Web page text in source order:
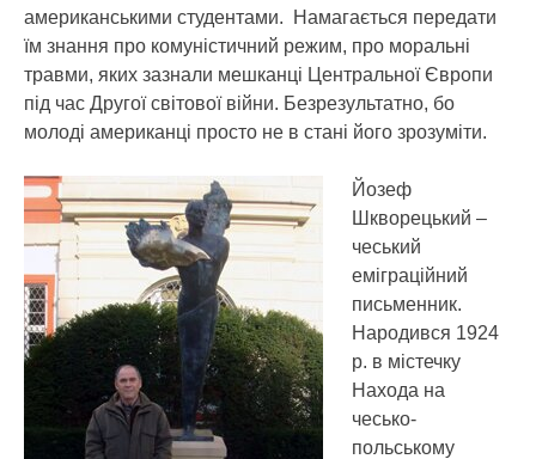
американськими студентами. Намагається передати
їм знання про комуністичний режим, про моральні
травми, яких зазнали мешканці Центральної Європи
під час Другої світової війни. Безрезультатно, бо
молоді американці просто не в стані його зрозуміти.
Йозеф
Шкворецький –
чеський
еміграційний
письменник.
Народився 1924
р. в містечку
Находа на
чесько-
польському